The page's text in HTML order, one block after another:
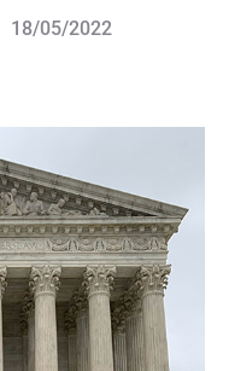
18/05/2022